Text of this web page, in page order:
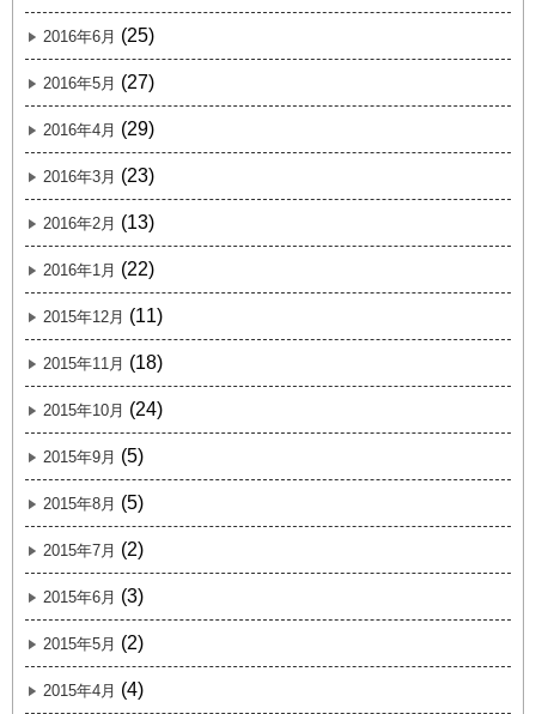
2016年6月 (25)
2016年5月 (27)
2016年4月 (29)
2016年3月 (23)
2016年2月 (13)
2016年1月 (22)
2015年12月 (11)
2015年11月 (18)
2015年10月 (24)
2015年9月 (5)
2015年8月 (5)
2015年7月 (2)
2015年6月 (3)
2015年5月 (2)
2015年4月 (4)